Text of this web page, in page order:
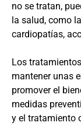
no se tratan,
la salud, como
cardiopatías,
Los
mantener unas
promover el
medidas
y el tratamiento